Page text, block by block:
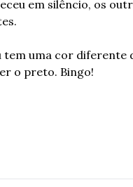
em silêncio, os
uma cor diferente
o preto. Bingo!